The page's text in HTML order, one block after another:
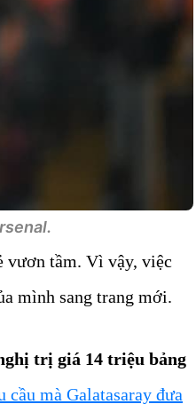
vươn tầm. Vì vậy, việc
mình sang trang mới.
trị giá 14 triệu bảng
cầu mà Galatasaray đưa